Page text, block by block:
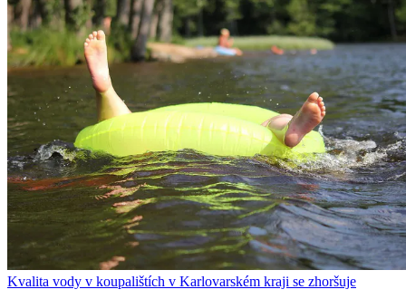
Kvalita vody v koupalištích v Karlovarském kraji se zhoršuje